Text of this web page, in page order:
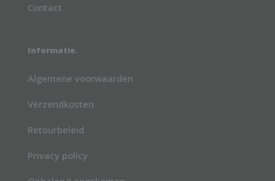
Contact
Informatie.
Algemene voorwaarden
Verzendkosten
Retourbeleid
Privacy policy